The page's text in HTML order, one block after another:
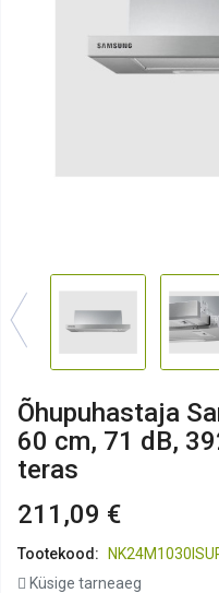
Õhupuhastaja
60 cm, 71 dB,
teras
211,09 €
Tootekood:
Küsige tarneaeg